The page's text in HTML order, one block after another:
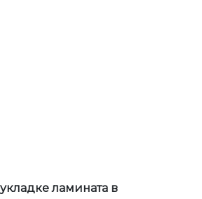
ламината в